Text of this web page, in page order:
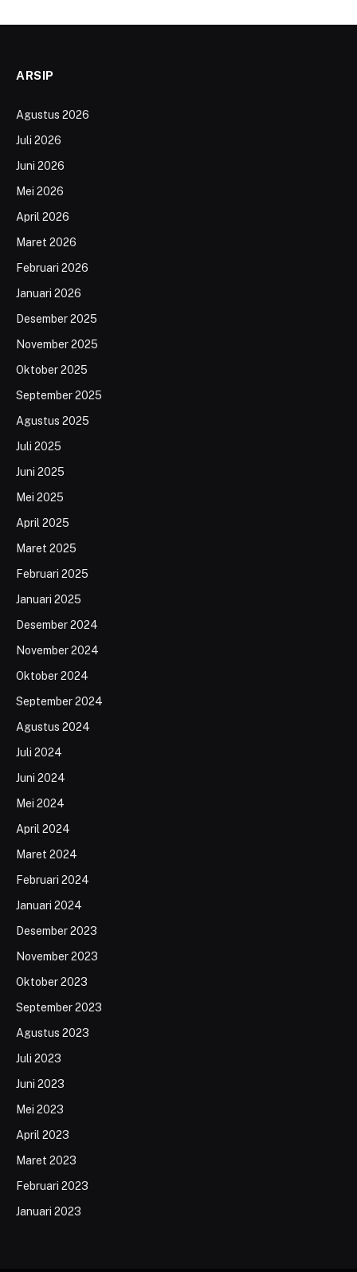
ARSIP
Agustus 2026
Juli 2026
Juni 2026
Mei 2026
April 2026
Maret 2026
Februari 2026
Januari 2026
Desember 2025
November 2025
Oktober 2025
September 2025
Agustus 2025
Juli 2025
Juni 2025
Mei 2025
April 2025
Maret 2025
Februari 2025
Januari 2025
Desember 2024
November 2024
Oktober 2024
September 2024
Agustus 2024
Juli 2024
Juni 2024
Mei 2024
April 2024
Maret 2024
Februari 2024
Januari 2024
Desember 2023
November 2023
Oktober 2023
September 2023
Agustus 2023
Juli 2023
Juni 2023
Mei 2023
April 2023
Maret 2023
Februari 2023
Januari 2023